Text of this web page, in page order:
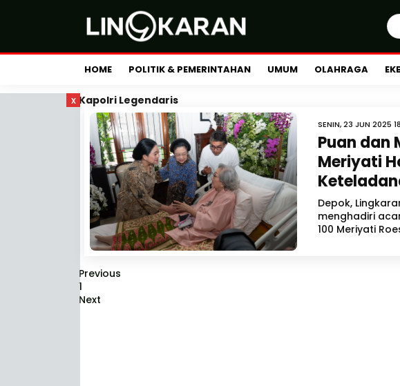
HOME POLITIK & PEMERINTAHAN UMUM OLAHRAGA
x Kapolri Legendaris
SENIN, 23 JUN 2025
Puan dan
Meriyati
Depok,
menghadiri
100 Meriyati
Previous
1
Next